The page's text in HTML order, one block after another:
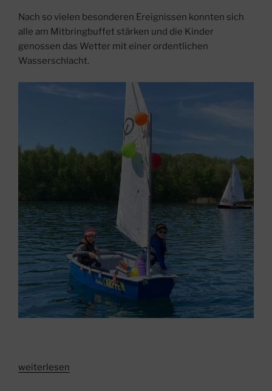
Nach so vielen besonderen Ereignissen konnten sich
alle am Mitbringbuffet stärken und die Kinder
genossen das Wetter mit einer ordentlichen
Wasserschlacht.
„Saisonstart
weiterlesen